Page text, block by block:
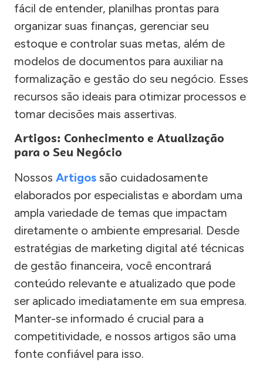
fácil de entender, planilhas prontas para
organizar suas finanças, gerenciar seu
estoque e controlar suas metas, além de
modelos de documentos para auxiliar na
formalização e gestão do seu negócio. Esses
recursos são ideais para otimizar processos e
tomar decisões mais assertivas.
Artigos: Conhecimento e Atualização
para o Seu Negócio
Nossos Artigos são cuidadosamente
elaborados por especialistas e abordam uma
ampla variedade de temas que impactam
diretamente o ambiente empresarial. Desde
estratégias de marketing digital até técnicas
de gestão financeira, você encontrará
conteúdo relevante e atualizado que pode
ser aplicado imediatamente em sua empresa.
Manter-se informado é crucial para a
competitividade, e nossos artigos são uma
fonte confiável para isso.